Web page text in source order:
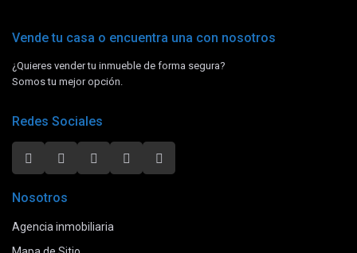
Vende tu casa o encuentra una con nosotros
¿Quieres vender tu inmueble de forma segura?
Somos tu mejor opción.
Redes Sociales
Nosotros
Agencia inmobiliaria